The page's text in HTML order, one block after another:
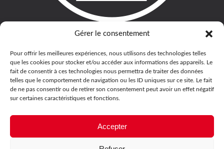
Gérer le consentement
Pour offrir les meilleures expériences, nous utilisons des technologies telles
que les cookies pour stocker et/ou accéder aux informations des appareils. Le
fait de consentir à ces technologies nous permettra de traiter des données
telles que le comportement de navigation ou les ID uniques sur ce site. Le fait
de ne pas consentir ou de retirer son consentement peut avoir un effet négatif
sur certaines caractéristiques et fonctions.
Accepter